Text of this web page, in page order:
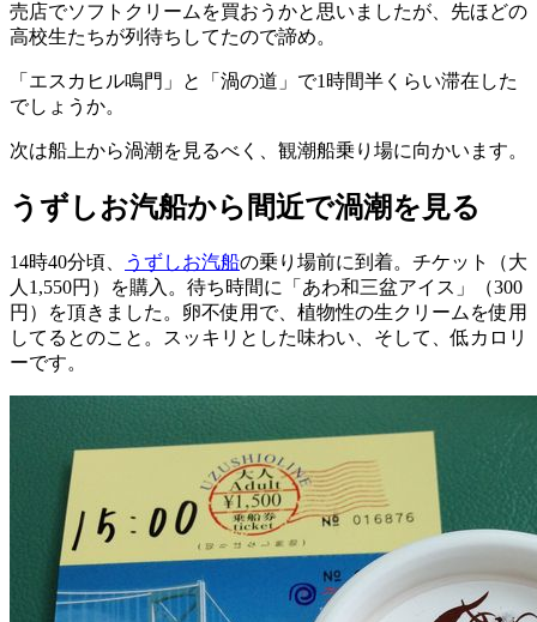
売店でソフトクリームを買おうかと思いましたが、先ほどの
高校生たちが列待ちしてたので諦め。
「エスカヒル鳴門」と「渦の道」で1時間半くらい滞在した
でしょうか。
次は船上から渦潮を見るべく、観潮船乗り場に向かいます。
うずしお汽船から間近で渦潮を見る
14時40分頃、 うずしお汽船の乗り場前に到着。チケット（大
人1,550円）を購入。待ち時間に「あわ和三盆アイス」（300
円）を頂きました。卵不使用で、植物性の生クリームを使用
してるとのこと。スッキリとした味わい、そして、低カロリ
ーです。